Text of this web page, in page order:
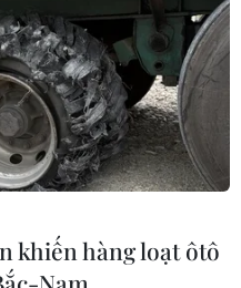
khiến hàng loạt ôtô